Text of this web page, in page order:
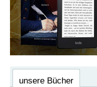
unsere Bücher